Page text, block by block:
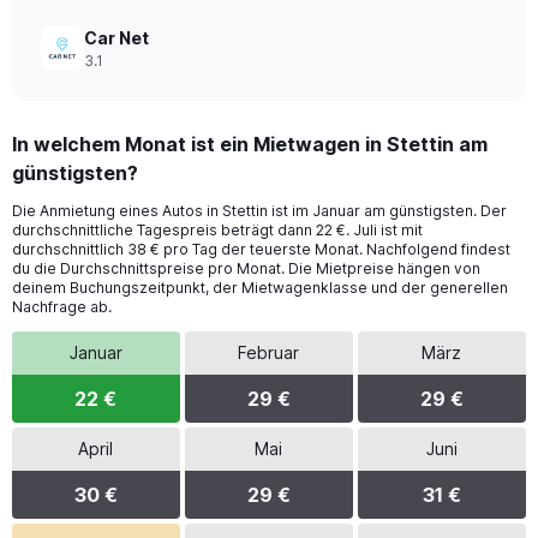
Car Net
3.1
In welchem Monat ist ein Mietwagen in Stettin am
günstigsten?
Die Anmietung eines Autos in Stettin ist im Januar am günstigsten. Der
durchschnittliche Tagespreis beträgt dann 22 €. Juli ist mit
durchschnittlich 38 € pro Tag der teuerste Monat. Nachfolgend findest
du die Durchschnittspreise pro Monat. Die Mietpreise hängen von
deinem Buchungszeitpunkt, der Mietwagenklasse und der generellen
Nachfrage ab.
Januar
22 €
Februar
29 €
März
29 €
April
30 €
Mai
29 €
Juni
31 €